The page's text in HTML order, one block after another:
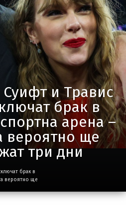
Суифт и Травис
брак в
арена –
вероятно ще
три дни
брак в
вероятно ще